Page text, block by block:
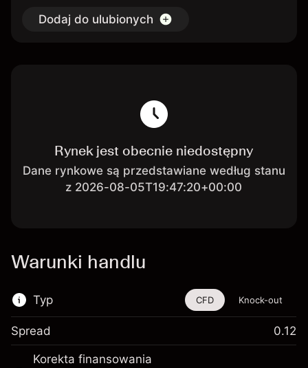
Dodaj do ulubionych
Rynek jest obecnie niedostępny
Dane rynkowe są przedstawiane według stanu
z 2026-08-05T19:47:20+00:00
Warunki handlu
Typ
Ten instrument finansowy jest dostępny do
handlu poprzez CFD i opcje knock-out
CFD Knock-out
Spread 0.12
Korekta finansowania